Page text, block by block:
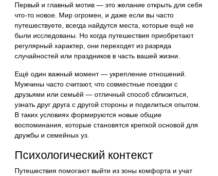
Первый и главный мотив — это желание открыть для себя
что-то новое. Мир огромен, и даже если вы часто
путешествуете, всегда найдутся места, которые ещё не
были исследованы. Но когда путешествия приобретают
регулярный характер, они переходят из разряда
случайностей или праздников в часть вашей жизни.
Ещё один важный момент — укрепление отношений.
Мужчины часто считают, что совместные поездки с
друзьями или семьёй — отличный способ сблизиться,
узнать друг друга с другой стороны и поделиться опытом.
В таких условиях формируются новые общие
воспоминания, которые становятся крепкой основой для
дружбы и семейных уз.
Психологический контекст
Путешествия помогают выйти из зоны комфорта и учат